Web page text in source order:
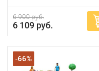
6 900 руб.
6 109 руб.
-66%